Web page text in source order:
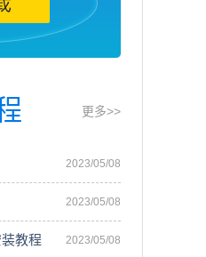
更多>>
2023/05/08
2023/05/08
教程 2023/05/08